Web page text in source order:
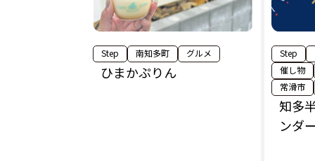
ひまかぷりん
Step 南知多町 グルメ
知多
ンダ
Step
催し物
常滑市